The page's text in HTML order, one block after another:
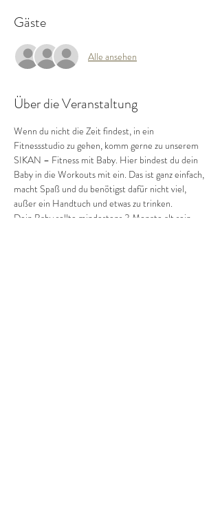
Gäste
Alle ansehen
Über die Veranstaltung
Wenn du nicht die Zeit findest, in ein
Fitnessstudio zu gehen, komm gerne zu unserem
SIKAN – Fitness mit Baby. Hier bindest du dein
Baby in die Workouts mit ein. Das ist ganz einfach,
macht Spaß und du benötigst dafür nicht viel,
außer ein Handtuch und etwas zu trinken.
Dein Baby sollte mindestens 3 Monate alt sein.